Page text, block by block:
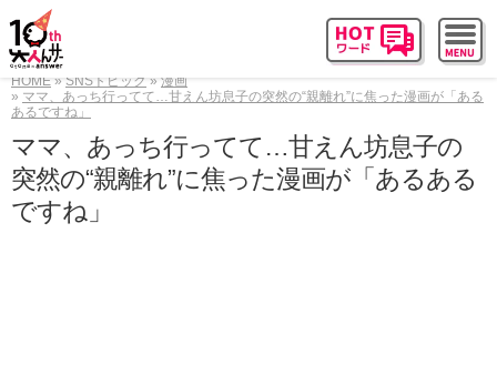
HOME SNSトピック
漫画
ママ、あっち行ってて…甘えん坊息子の突然の“親離れ”に焦った漫画が「ある
あるですね」
ママ、あっち行ってて…甘えん坊息子の
突然の“親離れ”に焦った漫画が「あるある
ですね」